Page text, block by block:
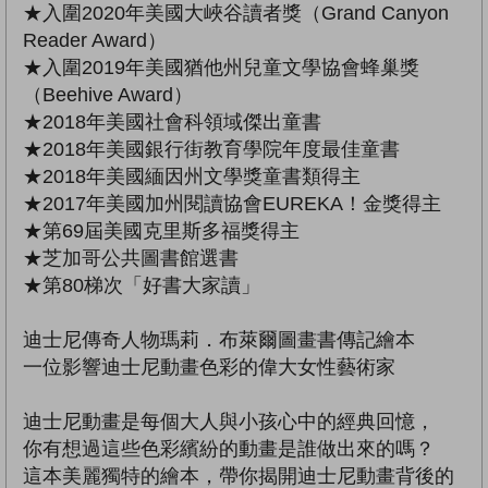
★入圍2020年美國大峽谷讀者獎（Grand Canyon
Reader Award）
★入圍2019年美國猶他州兒童文學協會蜂巢獎
（Beehive Award）
★2018年美國社會科領域傑出童書
★2018年美國銀行街教育學院年度最佳童書
★2018年美國緬因州文學獎童書類得主
★2017年美國加州閱讀協會EUREKA！金獎得主
★第69屆美國克里斯多福獎得主
★芝加哥公共圖書館選書
★第80梯次「好書大家讀」
迪士尼傳奇人物瑪莉．布萊爾圖畫書傳記繪本
一位影響迪士尼動畫色彩的偉大女性藝術家
迪士尼動畫是每個大人與小孩心中的經典回憶，
你有想過這些色彩繽紛的動畫是誰做出來的嗎？
這本美麗獨特的繪本，帶你揭開迪士尼動畫背後的